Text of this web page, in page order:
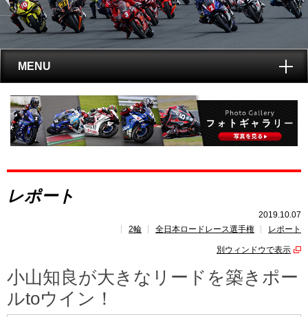
MENU
トップ
全日本ロードレース選手権とは?
レポート
速報
ポイント ランキング
レポート
2019.10.07
2輪
全日本ロードレース選手権 レポート
別ウィンドウで表示
小山知良が大きなリードを築きポー
ルtoウイン！